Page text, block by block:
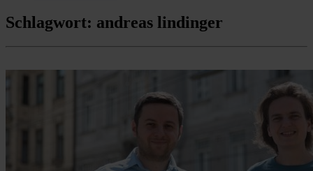
Schlagwort: andreas lindinger